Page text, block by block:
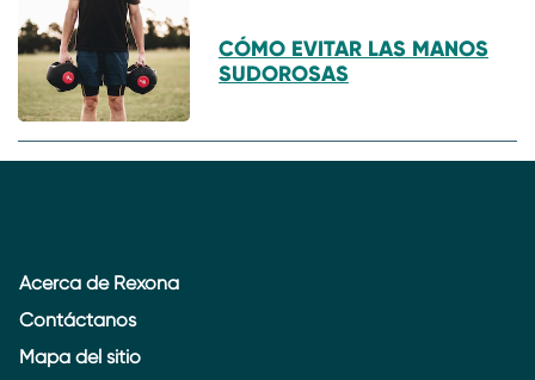
CÓMO EVITAR LAS MANOS
SUDOROSAS
Acerca de Rexona
Contáctanos
Mapa del sitio